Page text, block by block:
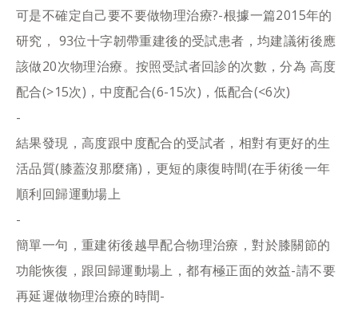
可是不確定自己要不要做物理治療?-根據一篇2015年的
研究， 93位十字韌帶重建後的受試患者，均建議術後應
該做20次物理治療。按照受試者回診的次數，分為 高度
配合(>15次)，中度配合(6-15次)，低配合(<6次)
-
結果發現，高度跟中度配合的受試者，相對有更好的生
活品質(膝蓋沒那麼痛)，更短的康復時間(在手術後一年
順利回歸運動場上
-
簡單一句，重建術後越早配合物理治療，對於膝關節的
功能恢復，跟回歸運動場上，都有極正面的效益-請不要
再延遲做物理治療的時間-